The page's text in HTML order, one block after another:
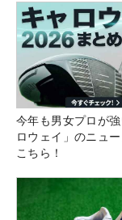
今年も男女プロが
ロウェイ」のニュ
こちら！